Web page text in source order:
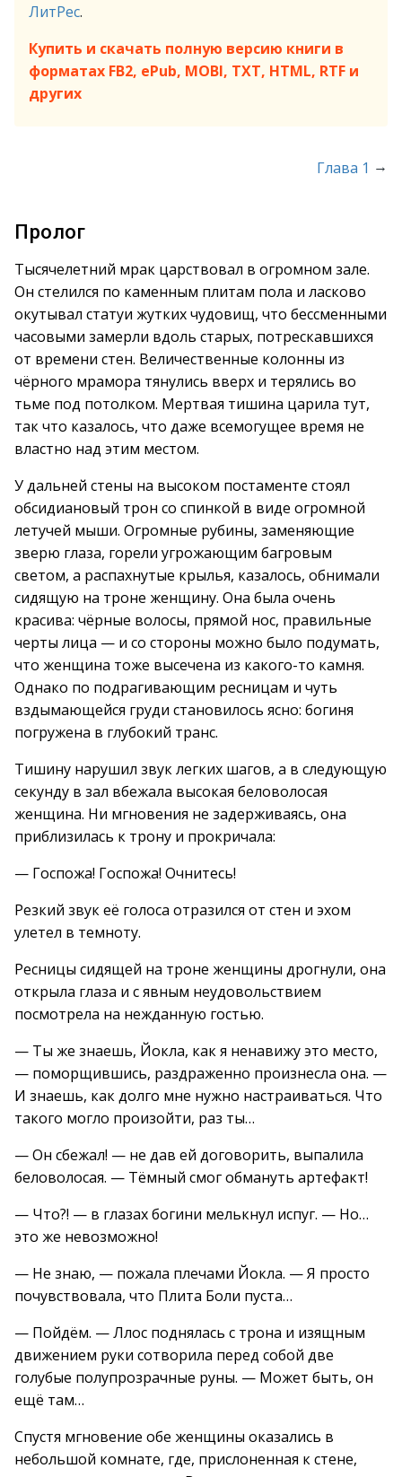
ЛитРес.
Купить и скачать полную версию книги в
форматах FB2, ePub, MOBI, TXT, HTML, RTF и
других
Глава 1 →
Пролог
Тысячелетний мрак царствовал в огромном зале.
Он стелился по каменным плитам пола и ласково
окутывал статуи жутких чудовищ, что бессменными
часовыми замерли вдоль старых, потрескавшихся
от времени стен. Величественные колонны из
чёрного мрамора тянулись вверх и терялись во
тьме под потолком. Мертвая тишина царила тут,
так что казалось, что даже всемогущее время не
властно над этим местом.
У дальней стены на высоком постаменте стоял
обсидиановый трон со спинкой в виде огромной
летучей мыши. Огромные рубины, заменяющие
зверю глаза, горели угрожающим багровым
светом, а распахнутые крылья, казалось, обнимали
сидящую на троне женщину. Она была очень
красива: чёрные волосы, прямой нос, правильные
черты лица — и со стороны можно было подумать,
что женщина тоже высечена из какого-то камня.
Однако по подрагивающим ресницам и чуть
вздымающейся груди становилось ясно: богиня
погружена в глубокий транс.
Тишину нарушил звук легких шагов, а в следующую
секунду в зал вбежала высокая беловолосая
женщина. Ни мгновения не задерживаясь, она
приблизилась к трону и прокричала:
— Госпожа! Госпожа! Очнитесь!
Резкий звук её голоса отразился от стен и эхом
улетел в темноту.
Ресницы сидящей на троне женщины дрогнули, она
открыла глаза и с явным неудовольствием
посмотрела на нежданную гостью.
— Ты же знаешь, Йокла, как я ненавижу это место,
— поморщившись, раздраженно произнесла она. —
И знаешь, как долго мне нужно настраиваться. Что
такого могло произойти, раз ты…
— Он сбежал! — не дав ей договорить, выпалила
беловолосая. — Тёмный смог обмануть артефакт!
— Что?! — в глазах богини мелькнул испуг. — Но…
это же невозможно!
— Не знаю, — пожала плечами Йокла. — Я просто
почувствовала, что Плита Боли пуста…
— Пойдём. — Ллос поднялась с трона и изящным
движением руки сотворила перед собой две
голубые полупрозрачные руны. — Может быть, он
ещё там…
Спустя мгновение обе женщины оказались в
небольшой комнате, где, прислоненная к стене,